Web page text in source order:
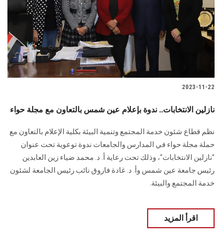
2023-11-22
نازلين الانتخابات.. ندوة بإعلام عين شمس بالتعاون مع مجلة حواء
نظم قطاع شئون خدمة المجتمع وتنمية البيئة بكلية الإعلام بالتعاون مع
حملة مجلة حواء في المدارس والجامعات ندوة توعوية تحت عنوان
"نازلين الانتخابات"، وذلك تحت رعاية أ. د. محمد ضياء زين العابدين
رئيس جامعة عين شمس وأ. د. غادة فاروق نائب رئيس الجامعة لشئون
خدمة المجتمع والبيئة.
اقرأ المزيد